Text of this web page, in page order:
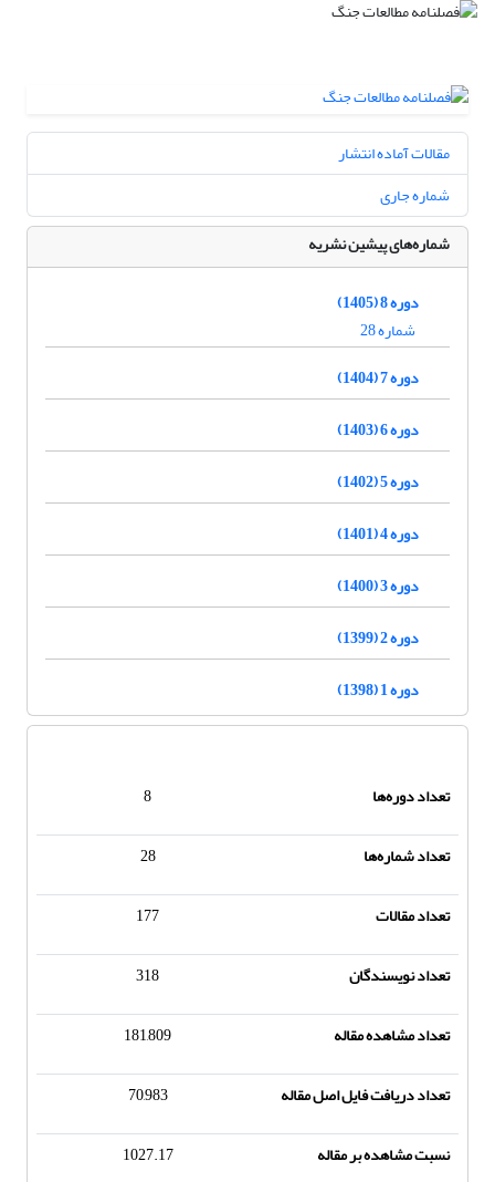
مقالات آماده انتشار
شماره جاری
شماره‌های پیشین نشریه
دوره 8 (1405)
شماره 28
دوره 7 (1404)
دوره 6 (1403)
دوره 5 (1402)
دوره 4 (1401)
دوره 3 (1400)
دوره 2 (1399)
دوره 1 (1398)
تعداد دوره‌ها
8
تعداد شماره‌ها
28
تعداد مقالات
177
تعداد نویسندگان
318
تعداد مشاهده مقاله
181,809
تعداد دریافت فایل اصل مقاله
70,983
نسبت مشاهده بر مقاله
1027.17